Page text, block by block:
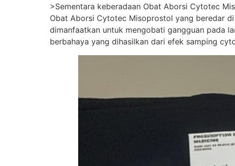
>Sementara keberadaan Obat Aborsi Cytotec
Obat Aborsi Cytotec Misoprostol yang beredar
dimanfaatkan untuk mengobati gangguan pada
berbahaya yang dihasilkan dari efek samping